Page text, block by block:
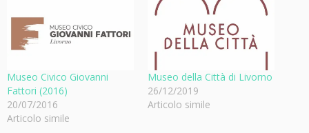
Museo Civico Giovanni
Fattori (2016)
20/07/2016
Articolo simile
Museo della Città di Livorno
26/12/2019
Articolo simile